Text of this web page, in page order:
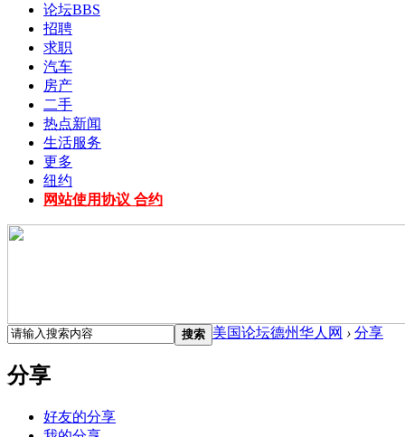
论坛BBS
招聘
求职
汽车
房产
二手
热点新闻
生活服务
更多
纽约
网站使用协议 合约
搜索 美国论坛德州华人网 › 分享
分享
好友的分享